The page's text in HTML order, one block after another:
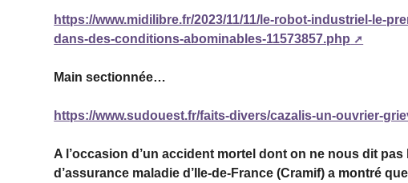
https://www.midilibre.fr/2023/11/11/le-robot-industriel-le-
dans-des-conditions-abominables-11573857.php
Main sectionnée…
https://www.sudouest.fr/faits-divers/cazalis-un-ouvrier-
A l’occasion d’un accident mortel dont on ne nous dit
d’assurance maladie d’Ile-de-France (Cramif) a montré